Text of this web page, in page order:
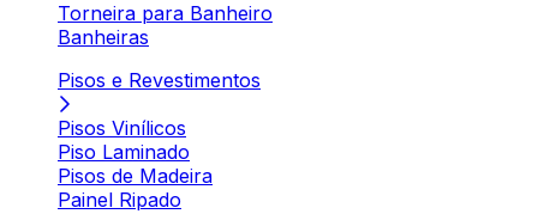
Torneira para Banheiro
Banheiras
Pisos e Revestimentos
Pisos Vinílicos
Piso Laminado
Pisos de Madeira
Painel Ripado